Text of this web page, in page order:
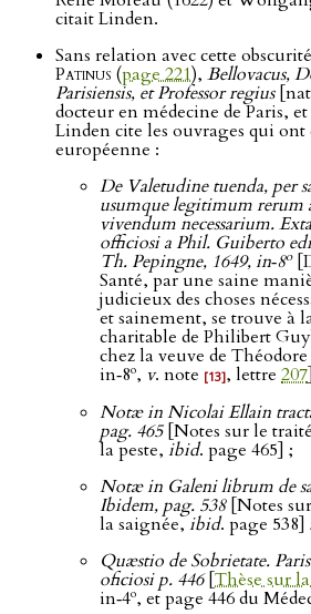
citait Linden.
Sans relation avec cette
Patinus(page 221), Bellovacus,
Parisiensis, et Professor regius
docteur en médecine de Paris,
Linden cite les ouvrages qui
européenne :
De Valetudine tuenda, per
usumque legitimum rerum
vivendum necessarium.
officiosi a Phil. Guiberto
Th. Pepingne, 1649, in‑8o
Santé, par une saine
judicieux des choses
et sainement, se trouve à
charitable de Philibert
chez la veuve de
in‑8o, v. note [13], lettre 207
Notæ in Nicolai Ellain
pag. 465[Notes sur le
la peste, ibid. page 465] ;
Notæ in Galeni librum de
Ibidem, pag. 538[Notes
la saignée,ibid. page 538]
Quæstio de Sobrietate.
oficiosi p. 446[Thèse sur
in‑4o, et page 446 du